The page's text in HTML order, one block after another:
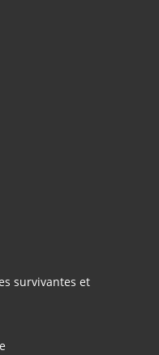
survivantes et